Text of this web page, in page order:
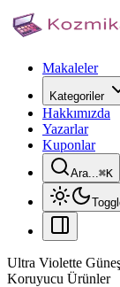
Makaleler
Kategoriler
Hakkımızda
Yazarlar
Kuponlar
Ara...⌘K
Ultra Violette
Koruyucu Ürünler